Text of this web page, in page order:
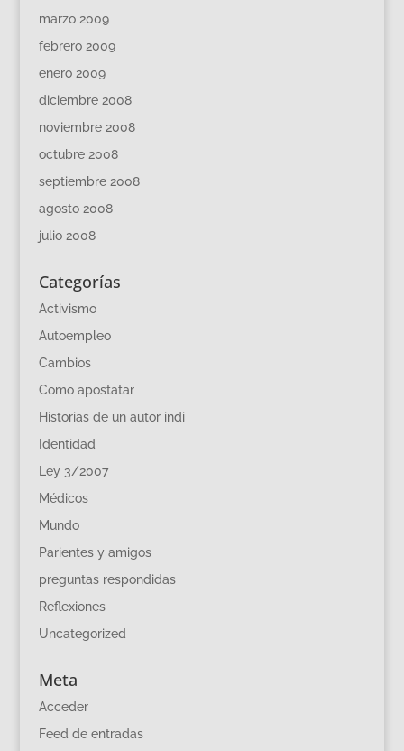
marzo 2009
febrero 2009
enero 2009
diciembre 2008
noviembre 2008
octubre 2008
septiembre 2008
agosto 2008
julio 2008
Categorías
Activismo
Autoempleo
Cambios
Como apostatar
Historias de un autor indi
Identidad
Ley 3/2007
Médicos
Mundo
Parientes y amigos
preguntas respondidas
Reflexiones
Uncategorized
Meta
Acceder
Feed de entradas